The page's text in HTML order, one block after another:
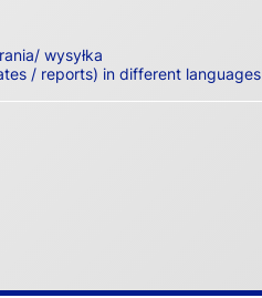
wysyłka
/ reports) in different languages